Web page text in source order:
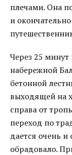
плечами. Она
и
Через 25
набережной
бетонной
выходящей на
справа от
переход по
дается очень и
обрадовало.